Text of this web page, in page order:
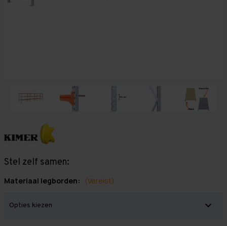
Stel zelf samen:
Materiaal legborden: (Vereist)